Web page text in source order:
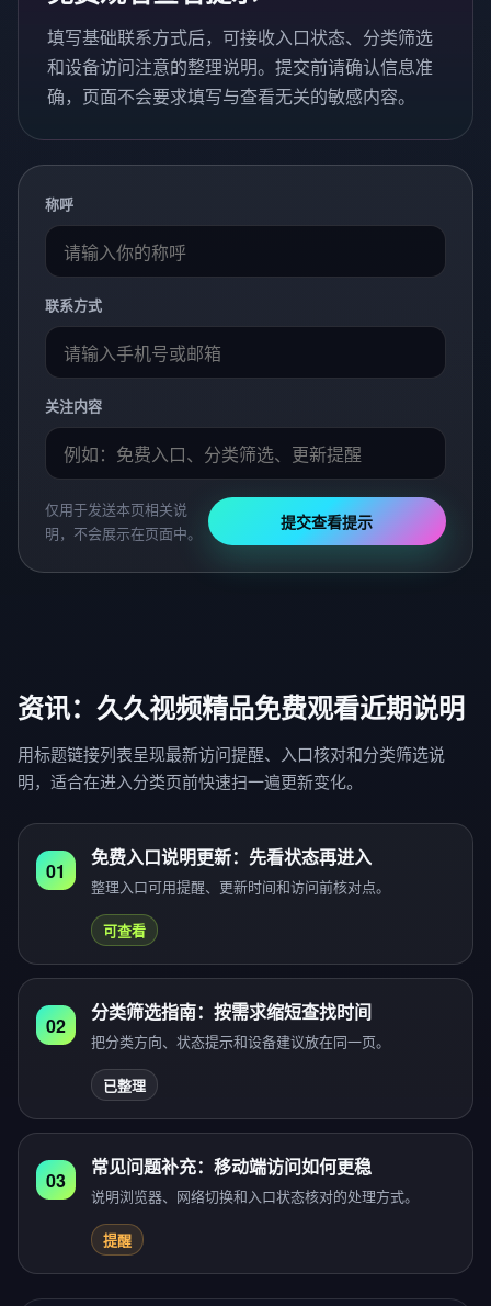
填写基础联系方式后，可接收入口状态、分类筛选
和设备访问注意的整理说明。提交前请确认信息准
确，页面不会要求填写与查看无关的敏感内容。
称呼
联系方式
关注内容
仅用于发送本页相关说
明，不会展示在页面中。
提交查看提示
资讯：久久视频精品免费观看近期说明
用标题链接列表呈现最新访问提醒、入口核对和分类筛选说
明，适合在进入分类页前快速扫一遍更新变化。
01
免费入口说明更新：先看状态再进入
整理入口可用提醒、更新时间和访问前核对点。
可查看
02
分类筛选指南：按需求缩短查找时间
把分类方向、状态提示和设备建议放在同一页。
已整理
03
常见问题补充：移动端访问如何更稳
说明浏览器、网络切换和入口状态核对的处理方式。
提醒